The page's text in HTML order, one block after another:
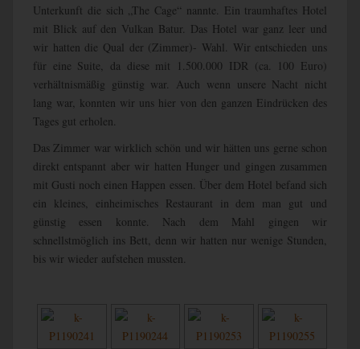
Unterkunft die sich „The Cage“ nannte. Ein traumhaftes Hotel
mit Blick auf den Vulkan Batur. Das Hotel war ganz leer und
wir hatten die Qual der (Zimmer)- Wahl. Wir entschieden uns
für eine Suite, da diese mit 1.500.000 IDR (ca. 100 Euro)
verhältnismäßig günstig war. Auch wenn unsere Nacht nicht
lang war, konnten wir uns hier von den ganzen Eindrücken des
Tages gut erholen.
Das Zimmer war wirklich schön und wir hätten uns gerne schon
direkt entspannt aber wir hatten Hunger und gingen zusammen
mit Gusti noch einen Happen essen. Über dem Hotel befand sich
ein kleines, einheimisches Restaurant in dem man gut und
günstig essen konnte. Nach dem Mahl gingen wir
schnellstmöglich ins Bett, denn wir hatten nur wenige Stunden,
bis wir wieder aufstehen mussten.